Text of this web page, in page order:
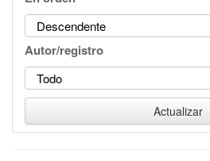
Autor/registro